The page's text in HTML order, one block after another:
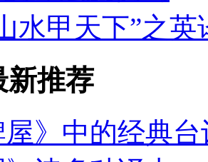
水甲天下”之英
新推荐
屋》中的经典